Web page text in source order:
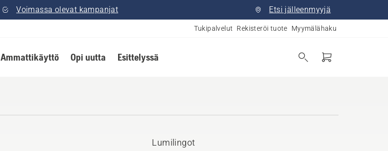
Voimassa olevat kampanjat Etsi jälleenmyyjä
Tukipalvelut Rekisteröi tuote Myymälähaku
Ammattikäyttö Opi uutta Esittelyssä
Lumilingot